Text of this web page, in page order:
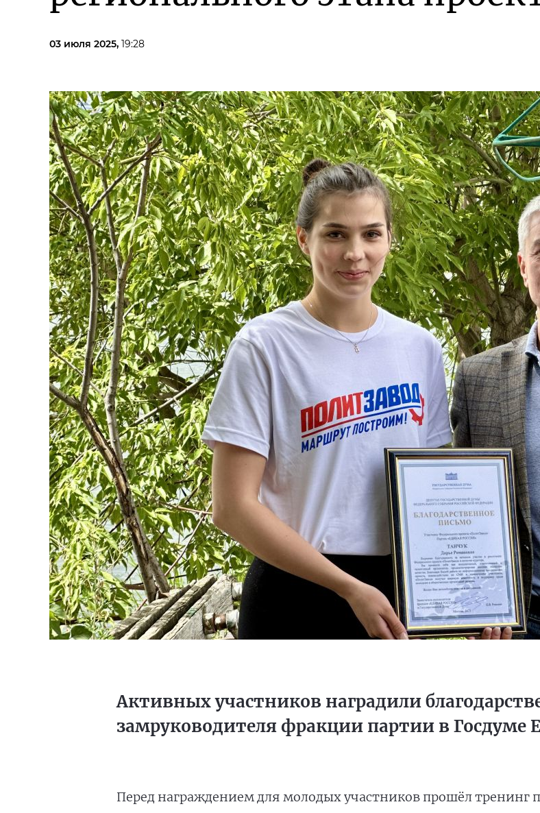
03 июля 2025, 19:28
Активных участников наградили
замруководителя фракции партии в Госдуме
Перед награждением для молодых участников прошёл тренинг